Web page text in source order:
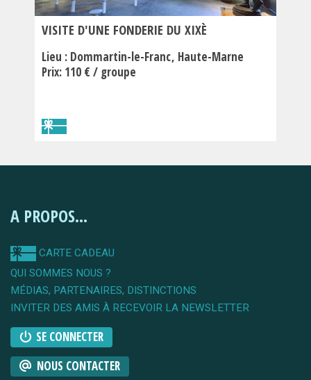
VISITE D'UNE FONDERIE DU XIXÈ
Lieu : Dommartin-le-Franc Haute-Marne
Prix: 110 € / groupe
A PROPOS...
CARTE CADEAU
QUI SOMMES NOUS ?
MÉDIAS, PARTENAIRES, DISTINCTIONS
INVITER DES AMIS À RECEVOIR LA NEWSLETTER
SE CONNECTER
NOUS CONTACTER